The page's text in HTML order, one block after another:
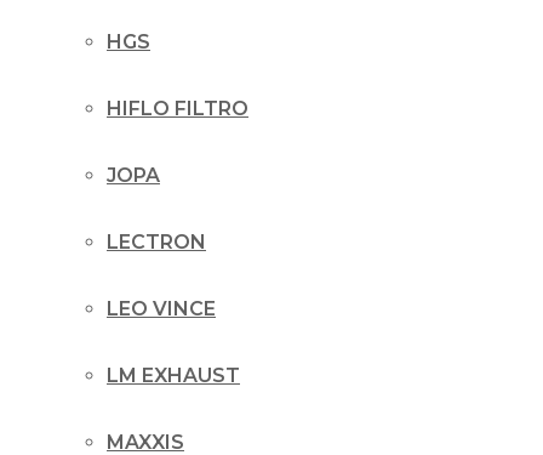
HGS
HIFLO FILTRO
JOPA
LECTRON
LEO VINCE
LM EXHAUST
MAXXIS